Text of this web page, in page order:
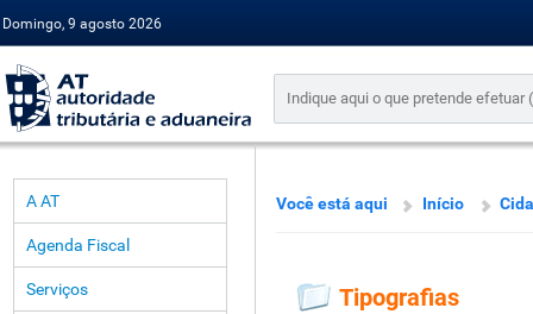
Domingo, 9 agosto 2026
A AT
Agenda Fiscal
Serviços
Você está aqui Início
Tipografias